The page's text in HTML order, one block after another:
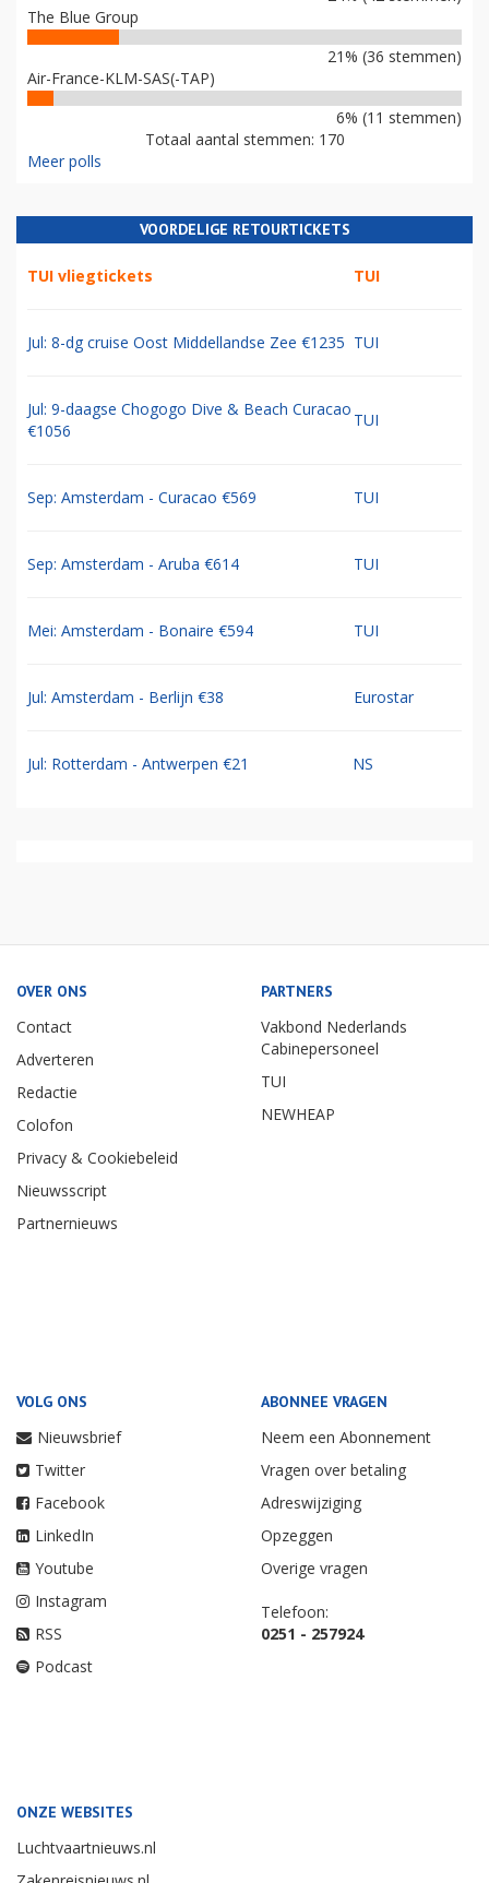
The Blue Group
21% (36 stemmen)
Air-France-KLM-SAS(-TAP)
6% (11 stemmen)
Totaal aantal stemmen: 170
Meer polls
VOORDELIGE RETOURTICKETS
TUI vliegtickets TUI
Jul: 8-dg cruise Oost Middellandse Zee €1235 TUI
Jul: 9-daagse Chogogo Dive & Beach Curacao
€1056
TUI
Sep: Amsterdam - Curacao €569 TUI
Sep: Amsterdam - Aruba €614 TUI
Mei: Amsterdam - Bonaire €594 TUI
Jul: Amsterdam - Berlijn €38 Eurostar
Jul: Rotterdam - Antwerpen €21 NS
OVER ONS
Contact
Adverteren
Redactie
Colofon
Privacy & Cookiebeleid
Nieuwsscript
Partnernieuws
PARTNERS
Vakbond Nederlands
Cabinepersoneel
TUI
NEWHEAP
VOLG ONS
Nieuwsbrief
Twitter
Facebook
LinkedIn
Youtube
Instagram
RSS
Podcast
ABONNEE VRAGEN
Neem een Abonnement
Vragen over betaling
Adreswijziging
Opzeggen
Overige vragen
Telefoon:
0251 - 257924
ONZE WEBSITES
Luchtvaartnieuws.nl